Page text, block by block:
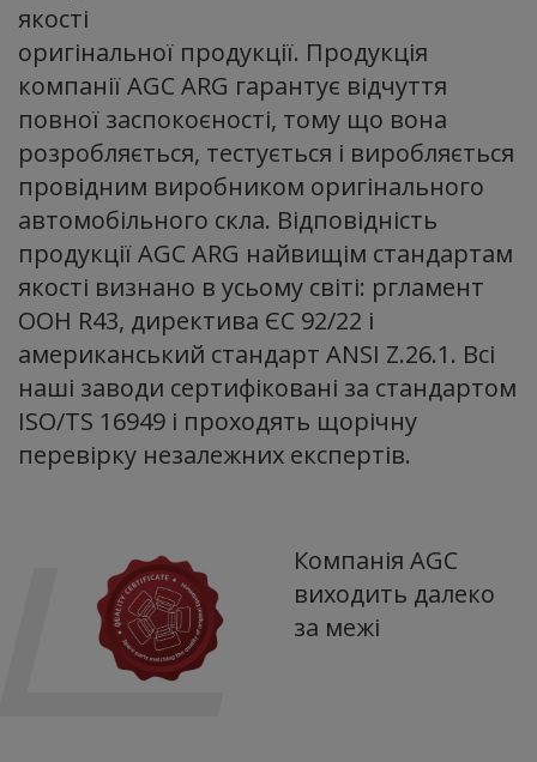
якості
оригінальної продукції. Продукція
компанії AGC ARG гарантує відчуття
повної заспокоєності, тому що вона
розробляється, тестується і виробляється
провідним виробником оригінального
автомобільного скла. Відповідність
продукції AGC ARG найвищім стандартам
якості визнано в усьому світі: ргламент
ООН R43, директива ЄС 92/22 і
американський стандарт ANSI Z.26.1. Всі
наші заводи сертифіковані за стандартом
ISO/TS 16949 і проходять щорічну
перевірку незалежних експертів.
Компанія AGC
виходить далеко
за межі